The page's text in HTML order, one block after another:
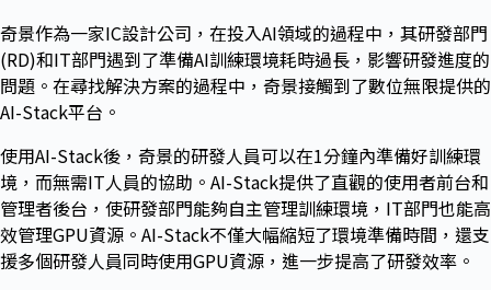
奇景作為一家IC設計公司，在投入AI領域的過程中，其研發部門
(RD)和IT部門遇到了準備AI訓練環境耗時過長，影響研發進度的
問題。在尋找解決方案的過程中，奇景接觸到了數位無限提供的
AI-Stack平台。
使用AI-Stack後，奇景的研發人員可以在1分鐘內準備好訓練環
境，而無需IT人員的協助。AI-Stack提供了直觀的使用者前台和
管理者後台，使研發部門能夠自主管理訓練環境，IT部門也能高
效管理GPU資源。AI-Stack不僅大幅縮短了環境準備時間，還支
援多個研發人員同時使用GPU資源，進一步提高了研發效率。